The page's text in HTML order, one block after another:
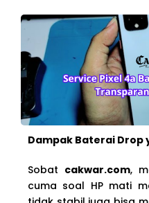
Dampak Baterai Drop
Sobat cakwar.com,
cuma soal HP mati